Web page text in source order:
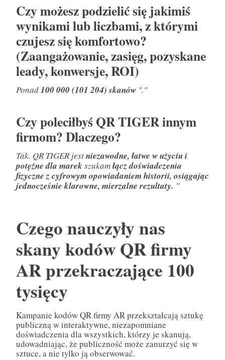
Czy możesz podzielić się jakimiś
wynikami lub liczbami, z którymi
czujesz się komfortowo?
(Zaangażowanie, zasięg, pozyskane
leady, konwersje, ROI)
Ponad100 000 (101 204) skanów "."
Czy poleciłbyś QR TIGER innym
firmom? Dlaczego?
Tak. QR TIGER jestniezawodne, łatwe w użyciu i
potężne dla marek szukamłącz doświadczenia
fizyczne z cyfrowym opowiadaniem historii, osiągając
jednocześnie klarowne, mierzalne rezultaty. ”
Czego nauczyły nas
skany kodów QR firmy
AR przekraczające 100
tysięcy
Kampanie kodów QR firmy AR przekształcają sztukę
publiczną w interaktywne, niezapomniane
doświadczenia dla wszystkich, którzy je skanują,
udowadniając, że publiczność może zanurzyć się w
sztuce, a nie tylko ją obserwować.